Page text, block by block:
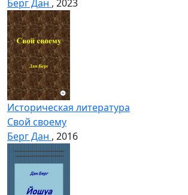
Берг Дан , 2023
Историческая литература
Свой своему
Берг Дан , 2016